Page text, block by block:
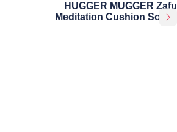
HUGGER MUGGER Zafu
Meditation Cushion Solids